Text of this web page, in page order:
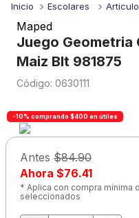
Escolares
Maped
Juego Geometria
Maiz Blt 981875
: 0630111
-10% comprando $400 en útiles
Antes $84.90
Ahora $76.41
* Aplica con compra mínima
seleccionados
1.
mochilas
2
libretas
3.
cuaderno
4.
cuadernos
5.
colores
6.
7.
escritorio
8 .
sacapuntas